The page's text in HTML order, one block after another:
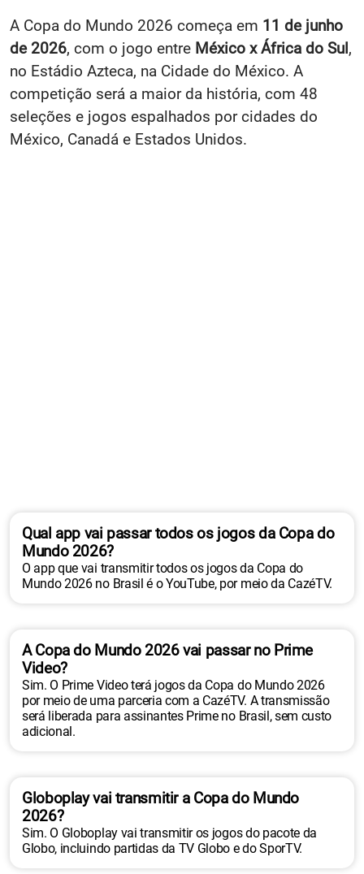
A Copa do Mundo 2026 começa em 11 de junho
de 2026, com o jogo entre México x África do Sul,
no Estádio Azteca, na Cidade do México. A
competição será a maior da história, com 48
seleções e jogos espalhados por cidades do
México, Canadá e Estados Unidos.
Qual app vai passar todos os jogos da Copa do
Mundo 2026?
O app que vai transmitir todos os jogos da Copa do
Mundo 2026 no Brasil é o YouTube, por meio da CazéTV.
A Copa do Mundo 2026 vai passar no Prime
Video?
Sim. O Prime Video terá jogos da Copa do Mundo 2026
por meio de uma parceria com a CazéTV. A transmissão
será liberada para assinantes Prime no Brasil, sem custo
adicional.
Globoplay vai transmitir a Copa do Mundo
2026?
Sim. O Globoplay vai transmitir os jogos do pacote da
Globo, incluindo partidas da TV Globo e do SporTV.